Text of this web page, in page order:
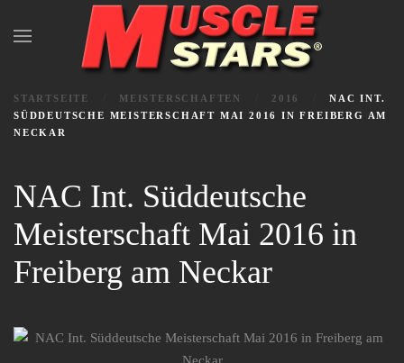
Zum Hauptinhalt springen
STARTSEITE MEISTERSCHAFTEN 2016
NAC INT.
SÜDDEUTSCHE MEISTERSCHAFT MAI 2016 IN FREIBERG AM
NECKAR
NAC Int. Süddeutsche
Meisterschaft Mai 2016 in
Freiberg am Neckar